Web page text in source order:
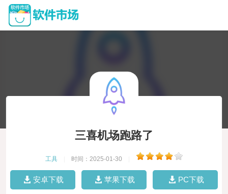
三喜机场跑路了
工具 时间：2025-01-30
安卓下载 苹果下载 PC下载